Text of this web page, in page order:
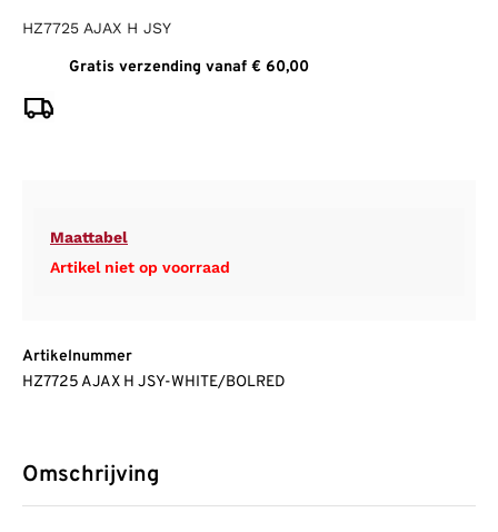
HZ7725 AJAX H JSY
Gratis verzending vanaf € 60,00
Maattabel
Artikel niet op voorraad
Artikelnummer
HZ7725 AJAX H JSY-WHITE/BOLRED
Omschrijving